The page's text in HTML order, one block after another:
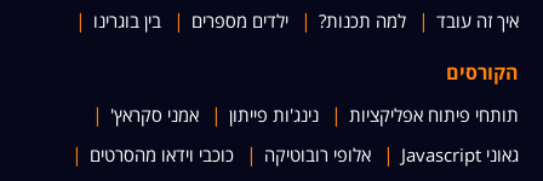
איך זה עובד למה תכנות? ילדים מספרים בין בוגרינו
הקורסים
תותחי פיתוח אפליקציות נינג'ות פייתון
אמני סקראץ'
גאוני Javascript
אלופי רובוטיקה
כוכבי וידאו מהסרטים